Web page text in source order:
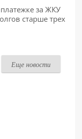
за ЖКУ
старше трех
Еще новости